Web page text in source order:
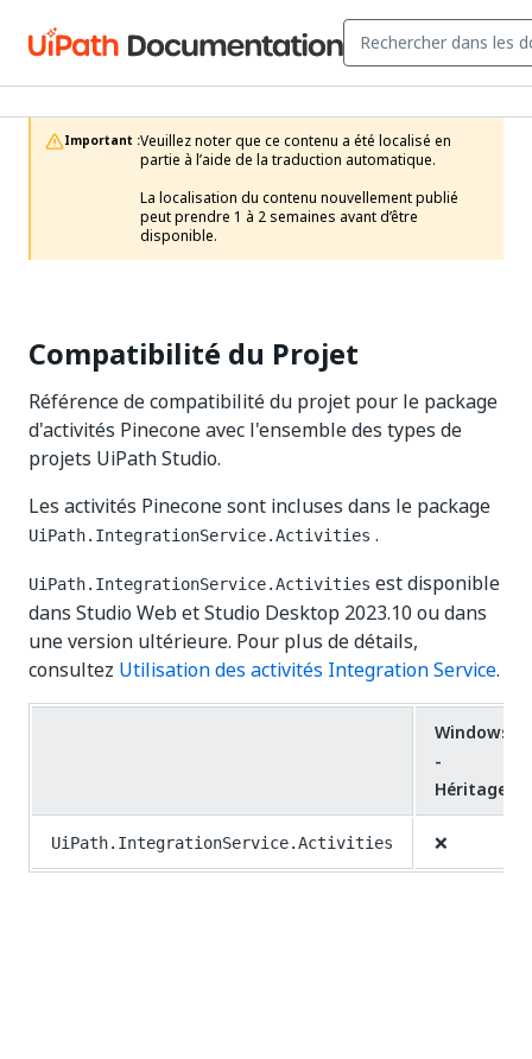
Important :Veuillez noter que ce contenu a été localisé en
partie à l’aide de la traduction automatique.
La localisation du contenu nouvellement publié
peut prendre 1 à 2 semaines avant d’être
disponible.
Compatibilité du Projet
Référence de compatibilité du projet pour le package
d'activités Pinecone avec l'ensemble des types de
projets UiPath Studio.
Les activités Pinecone sont incluses dans le package
UiPath.IntegrationService.Activities .
UiPath.IntegrationService.Activities est disponible
dans Studio Web et Studio Desktop 2023.10 ou dans
une version ultérieure. Pour plus de détails,
consultez Utilisation des activités Integration Service.
Windows
-
Héritage
UiPath.IntegrationService.Activities ❌